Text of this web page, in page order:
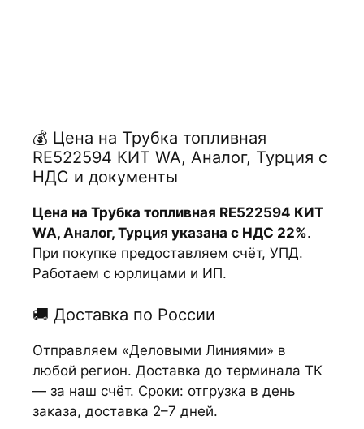
💰 Цена на Трубка топливная
RE522594 КИТ WA, Аналог, Турция с
НДС и документы
Цена на Трубка топливная RE522594 КИТ
WA, Аналог, Турция указана с НДС 22%.
При покупке предоставляем счёт, УПД.
Работаем с юрлицами и ИП.
🚚 Доставка по России
Отправляем «Деловыми Линиями» в
любой регион. Доставка до терминала ТК
— за наш счёт. Сроки: отгрузка в день
заказа, доставка 2–7 дней.